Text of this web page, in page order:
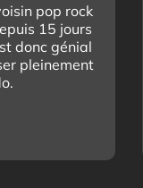
pop rock
15 jours
donc génial
pleinement